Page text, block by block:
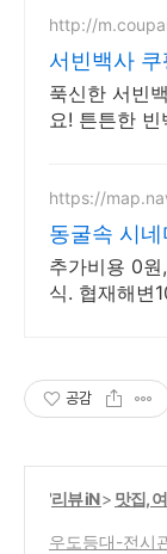
http://
서빈백사
푹신한 서빈
요! 튼튼한
https://
동굴속 시
독특하고
추가비용 0
식. 협재해변
공감
'리뷰 iN> 맛집,
우도등대-전시